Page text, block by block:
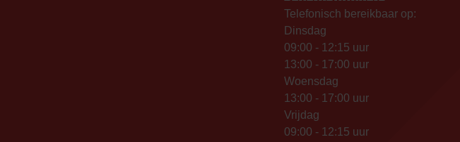
Telefonisch bereikbaar op:
Dinsdag
09:00 - 12:15 uur
13:00 - 17:00 uur
Woensdag
13:00 - 17:00 uur
Vrijdag
09:00 - 12:15 uur